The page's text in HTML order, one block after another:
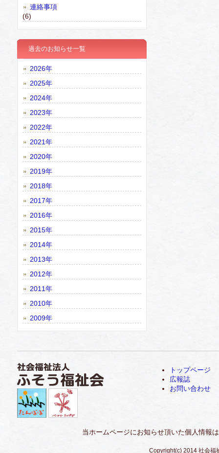
連絡事項
(6)
過去のお知らせ一覧
2026年
2025年
2024年
2023年
2022年
2021年
2020年
2019年
2018年
2017年
2016年
2015年
2014年
2013年
2012年
2011年
2010年
2009年
トップページ
広報誌
お問い合わせ
当ホームページにお知らせ頂いた個人情報
Copyright(c) 2014 社会